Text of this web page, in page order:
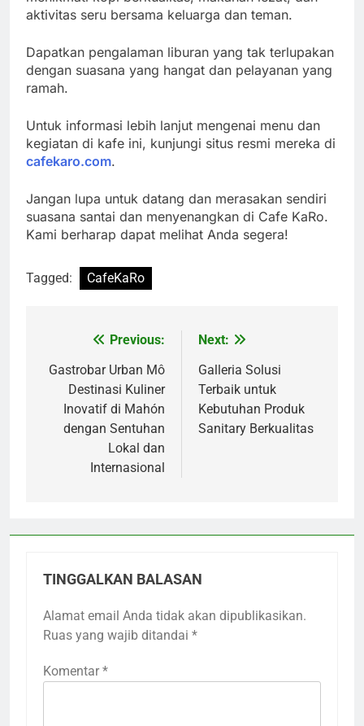
aktivitas seru bersama keluarga dan teman.
Dapatkan pengalaman liburan yang tak terlupakan
dengan suasana yang hangat dan pelayanan yang
ramah.
Untuk informasi lebih lanjut mengenai menu dan
kegiatan di kafe ini, kunjungi situs resmi mereka di
cafekaro.com.
Jangan lupa untuk datang dan merasakan sendiri
suasana santai dan menyenangkan di Cafe KaRo.
Kami berharap dapat melihat Anda segera!
Tagged: CafeKaRo
Navigasi
pos
Previous:
Gastrobar Urban Mô
Destinasi Kuliner
Inovatif di Mahón
dengan Sentuhan
Lokal dan
Internasional
Next:
Galleria Solusi
Terbaik untuk
Kebutuhan Produk
Sanitary Berkualitas
TINGGALKAN BALASAN
Alamat email Anda tidak akan dipublikasikan.
Ruas yang wajib ditandai *
Komentar *